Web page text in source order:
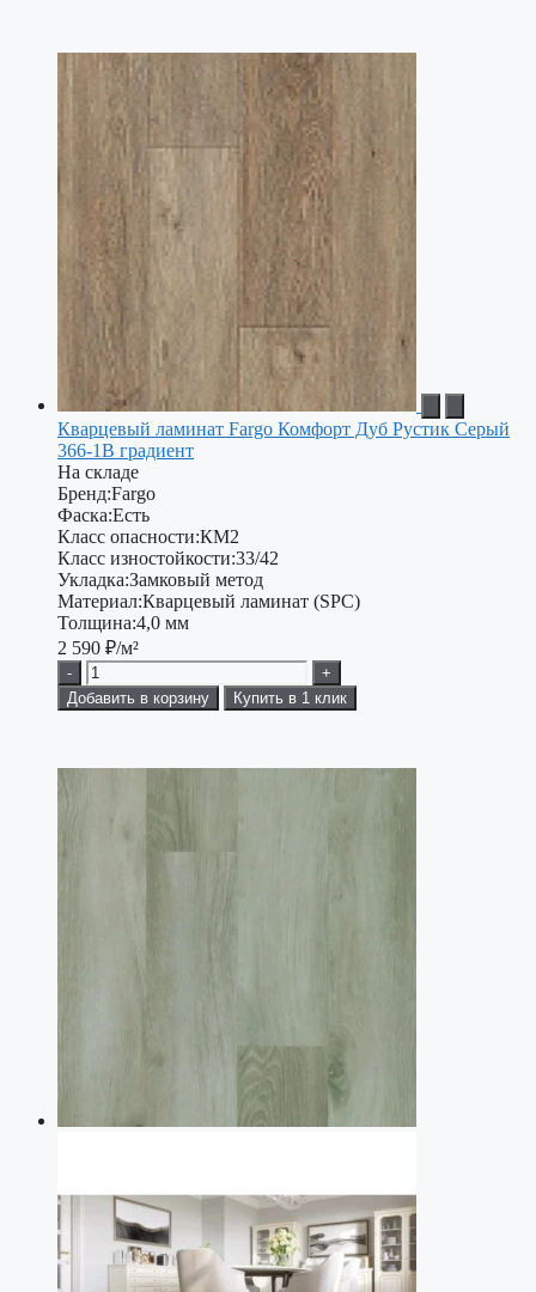
Кварцевый ламинат Fargo Комфорт Дуб Рустик Серый
366-1В градиент
На складе
Бренд:Fargo
Фаска:Есть
Класс опасности:КМ2
Класс изностойкости:33/42
Укладка:Замковый метод
Материал:Кварцевый ламинат (SPC)
Толщина:4,0 мм
2 590 ₽/м²
-
+
Добавить в корзину
Купить в 1 клик